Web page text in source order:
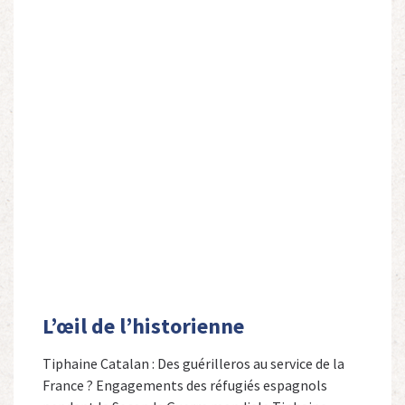
L’œil de l’historienne
Tiphaine Catalan : Des guérilleros au service de la
France ? Engagements des réfugiés espagnols